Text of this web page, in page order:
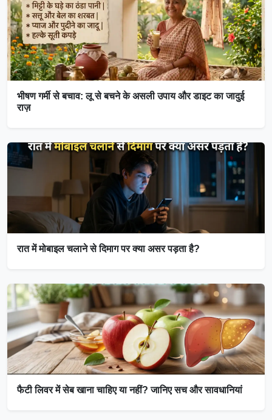
भीषण गर्मी से बचाव: लू से बचने के असली उपाय और डाइट का जादुई
राज़
रात में मोबाइल चलाने से दिमाग पर क्या असर पड़ता है?
फैटी लिवर में सेब खाना चाहिए या नहीं? जानिए सच और सावधानियां